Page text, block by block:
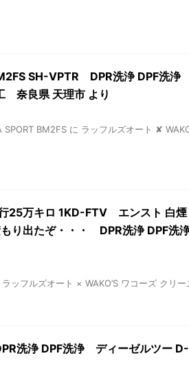
SH-VPTR DPR洗浄 DPF洗
奈良県 天理市 より
BM2FS に ラッフルズオート ✘
25万キロ 1KD-FTV エンスト 白
り出たぞ・・・ DPR洗浄 DPF
ッフルズオート × WAKO’S ワコーズ クリ
洗浄 DPF洗浄 ディーゼルツー